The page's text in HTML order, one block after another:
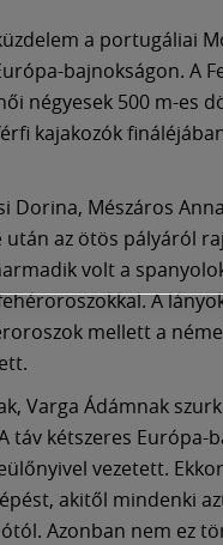
a portugáliai
bajnokságon. A
négyesek 500 m-es
kajakozók
Dorina, Mészáros
után az ötös pályáról
volt a
A
mellett a
Varga Ádámnak
táv kétszeres Európa-
vezetett.
akitől mindenki
Azonban nem ez